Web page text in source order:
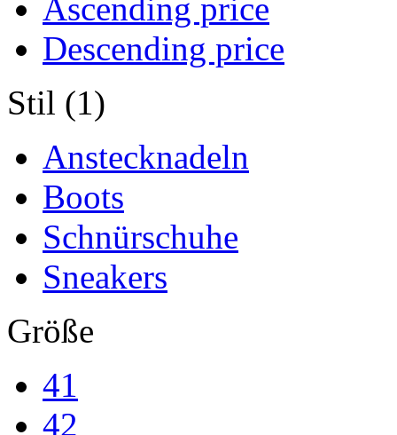
Ascending price
Descending price
Stil (1)
Anstecknadeln
Boots
Schnürschuhe
Sneakers
Größe
41
42